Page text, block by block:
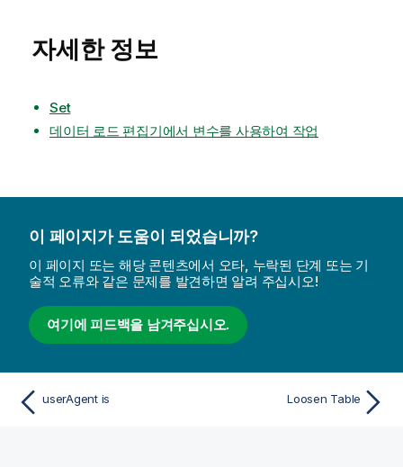
자세한 정보
Set
데이터 로드 편집기에서 변수를 사용하여 작업
이 페이지가 도움이 되었습니까?
이 페이지 또는 해당 콘텐츠에서 오타, 누락된 단계 또는 기
술적 오류와 같은 문제를 발견하면 알려 주십시오!
여기에 피드백을 남겨주십시오.
userAgent is Loosen Table